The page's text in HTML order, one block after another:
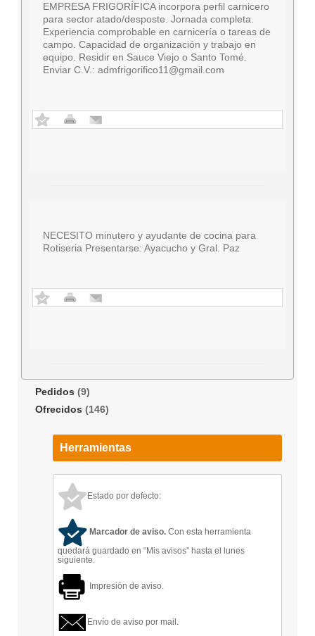
EMPRESA FRIGORÍFICA incorpora perfil carnicero
para sector atado/desposte. Jornada completa.
Experiencia comprobable en carnicería o tareas de
campo. Capacidad de organización y trabajo en
equipo. Residir en Sauce Viejo o Santo Tomé.
Enviar C.V.: admfrigorifico11@gmail.com
NECESITO minutero y ayudante de cocina para
Rotiseria Presentarse: Ayacucho y Gral. Paz
Pedidos (9)
Ofrecidos (146)
Herramientas
Estado por defecto:
Marcador de aviso. Con esta herramienta
quedará guardado en “Mis avisos” hasta el lunes
siguiente.
Impresión de aviso.
Envío de aviso por mail.